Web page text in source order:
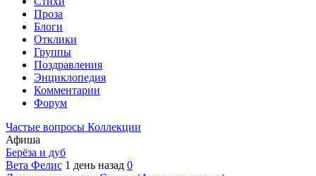
Проза
Блоги
Отклики
Группы
Поздравления
Энциклопедия
Комментарии
Форум
Частые вопросы Коллекции
Афиша
Берёза и дуб
Вета Фелис 1 день назад 0